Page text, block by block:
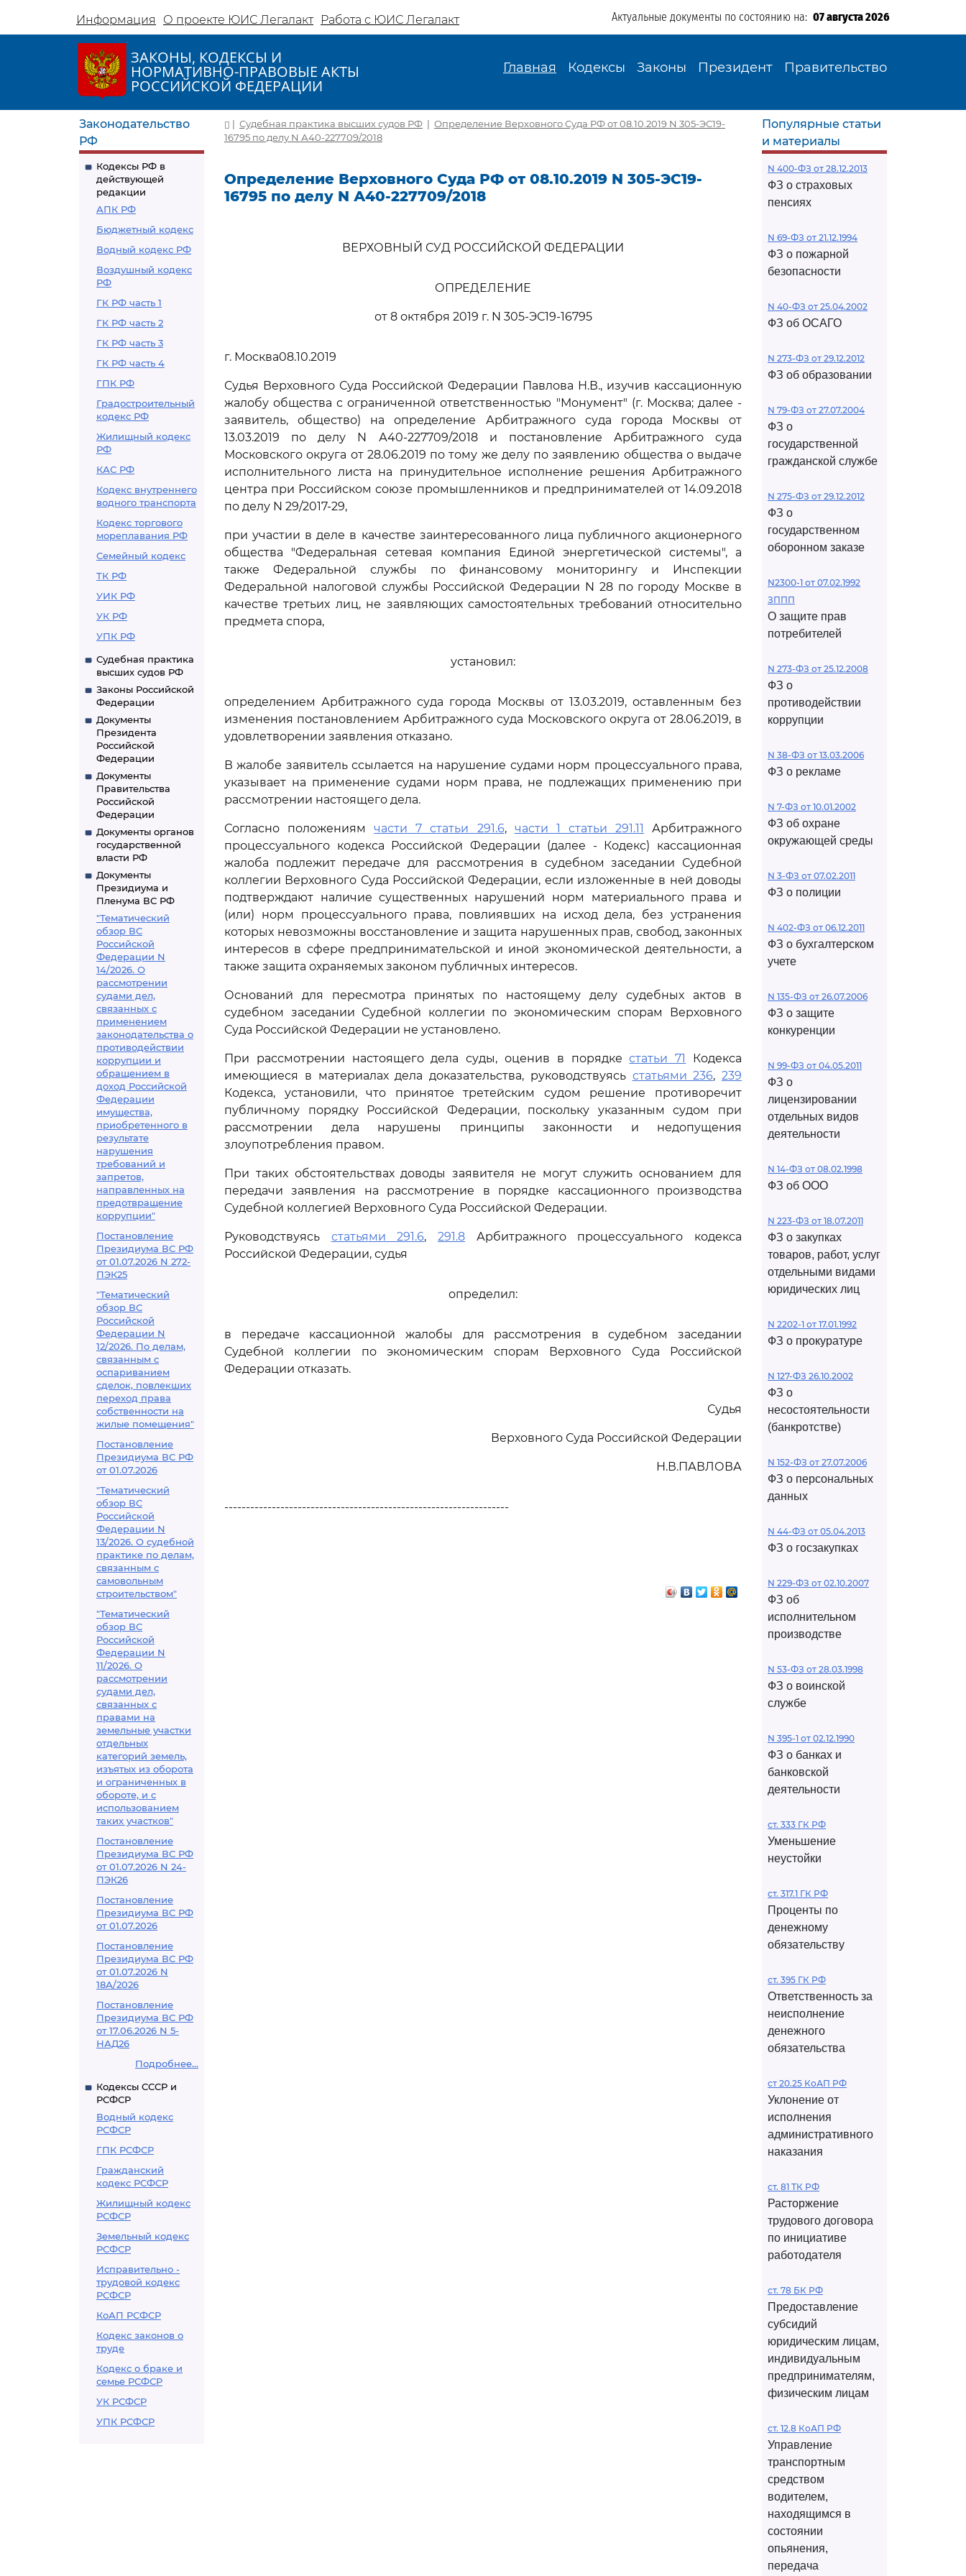
Информация О проекте ЮИС Легалакт Работа с ЮИС Легалакт Актуальные документы по состоянию на: 07 августа 2026
ЗАКОНЫ, КОДЕКСЫ И
НОРМАТИВНО-ПРАВОВЫЕ АКТЫ
РОССИЙСКОЙ ФЕДЕРАЦИИ
Главная Кодексы Законы Президент Правительство
Законодательство
РФ
Кодексы РФ в
действующей
редакции
АПК РФ
Бюджетный кодекс
Водный кодекс РФ
Воздушный кодекс
РФ
ГК РФ часть 1
ГК РФ часть 2
ГК РФ часть 3
ГК РФ часть 4
ГПК РФ
Градостроительный
кодекс РФ
Жилищный кодекс
РФ
КАС РФ
Кодекс внутреннего
водного транспорта
Кодекс торгового
мореплавания РФ
Семейный кодекс
ТК РФ
УИК РФ
УК РФ
УПК РФ
Судебная практика
высших судов РФ
Законы Российской
Федерации
Документы
Президента
Российской
Федерации
Документы
Правительства
Российской
Федерации
Документы органов
государственной
власти РФ
Документы
Президиума и
Пленума ВС РФ
"Тематический
обзор ВС
Российской
Федерации N
14/2026. О
рассмотрении
судами дел,
связанных с
применением
законодательства о
противодействии
коррупции и
обращением в
доход Российской
Федерации
имущества,
приобретенного в
результате
нарушения
требований и
запретов,
направленных на
предотвращение
коррупции"
Постановление
Президиума ВС РФ
от 01.07.2026 N 272-
ПЭК25
"Тематический
обзор ВС
Российской
Федерации N
12/2026. По делам,
связанным с
оспариванием
сделок, повлекших
переход права
собственности на
жилые помещения"
Постановление
Президиума ВС РФ
от 01.07.2026
"Тематический
обзор ВС
Российской
Федерации N
13/2026. О судебной
практике по делам,
связанным с
самовольным
строительством"
"Тематический
обзор ВС
Российской
Федерации N
11/2026. О
рассмотрении
судами дел,
связанных с
правами на
земельные участки
отдельных
категорий земель,
изъятых из оборота
и ограниченных в
обороте, и с
использованием
таких участков"
Постановление
Президиума ВС РФ
от 01.07.2026 N 24-
ПЭК26
Постановление
Президиума ВС РФ
от 01.07.2026
Постановление
Президиума ВС РФ
от 01.07.2026 N
18А/2026
Постановление
Президиума ВС РФ
от 17.06.2026 N 5-
НАД26
Подробнее...
Кодексы СССР и
РСФСР
Водный кодекс
РСФСР
ГПК РСФСР
Гражданский
кодекс РСФСР
Жилищный кодекс
РСФСР
Земельный кодекс
РСФСР
Исправительно -
трудовой кодекс
РСФСР
КоАП РСФСР
Кодекс законов о
труде
Кодекс о браке и
семье РСФСР
УК РСФСР
УПК РСФСР
| Судебная практика высших судов РФ | Определение Верховного Суда РФ от 08.10.2019 N 305-ЭС19-
16795 по делу N А40-227709/2018
Определение Верховного Суда РФ от 08.10.2019 N 305-ЭС19-
16795 по делу N А40-227709/2018
ВЕРХОВНЫЙ СУД РОССИЙСКОЙ ФЕДЕРАЦИИ
ОПРЕДЕЛЕНИЕ
от 8 октября 2019 г. N 305-ЭС19-16795
г. Москва08.10.2019
Судья Верховного Суда Российской Федерации Павлова Н.В., изучив кассационную
жалобу общества с ограниченной ответственностью "Монумент" (г. Москва; далее -
заявитель, общество) на определение Арбитражного суда города Москвы от
13.03.2019 по делу N А40-227709/2018 и постановление Арбитражного суда
Московского округа от 28.06.2019 по тому же делу по заявлению общества о выдаче
исполнительного листа на принудительное исполнение решения Арбитражного
центра при Российском союзе промышленников и предпринимателей от 14.09.2018
по делу N 29/2017-29,
при участии в деле в качестве заинтересованного лица публичного акционерного
общества "Федеральная сетевая компания Единой энергетической системы", а
также Федеральной службы по финансовому мониторингу и Инспекции
Федеральной налоговой службы Российской Федерации N 28 по городу Москве в
качестве третьих лиц, не заявляющих самостоятельных требований относительно
предмета спора,
установил:
определением Арбитражного суда города Москвы от 13.03.2019, оставленным без
изменения постановлением Арбитражного суда Московского округа от 28.06.2019, в
удовлетворении заявления отказано.
В жалобе заявитель ссылается на нарушение судами норм процессуального права,
указывает на применение судами норм права, не подлежащих применению при
рассмотрении настоящего дела.
Согласно положениямчасти 7 статьи 291.6, части 1 статьи 291.11
Арбитражного
процессуального кодекса Российской Федерации (далее - Кодекс) кассационная
жалоба подлежит передаче для рассмотрения в судебном заседании Судебной
коллегии Верховного Суда Российской Федерации, если изложенные в ней доводы
подтверждают наличие существенных нарушений норм материального права и
(или) норм процессуального права, повлиявших на исход дела, без устранения
которых невозможны восстановление и защита нарушенных прав, свобод, законных
интересов в сфере предпринимательской и иной экономической деятельности, а
также защита охраняемых законом публичных интересов.
Оснований для пересмотра принятых по настоящему делу судебных актов в
судебном заседании Судебной коллегии по экономическим спорам Верховного
Суда Российской Федерации не установлено.
При рассмотрении настоящего дела суды, оценив в порядкестатьи 71
Кодекса
имеющиеся в материалах дела доказательства, руководствуясь статьями 236, 239
Кодекса, установили, что принятое третейским судом решение противоречит
публичному порядку Российской Федерации, поскольку указанным судом при
рассмотрении дела нарушены принципы законности и недопущения
злоупотребления правом.
При таких обстоятельствах доводы заявителя не могут служить основанием для
передачи заявления на рассмотрение в порядке кассационного производства
Судебной коллегией Верховного Суда Российской Федерации.
Руководствуясь статьями 291.6,291.8 Арбитражного процессуального кодекса
Российской Федерации, судья
определил:
в передаче кассационной жалобы для рассмотрения в судебном заседании
Судебной коллегии по экономическим спорам Верховного Суда Российской
Федерации отказать.
Судья
Верховного Суда Российской Федерации
Н.В.ПАВЛОВА
------------------------------------------------------------------
Популярные статьи
и материалы
N 400-ФЗ от 28.12.2013
ФЗ о страховых
пенсиях
N 69-ФЗ от 21.12.1994
ФЗ о пожарной
безопасности
N 40-ФЗ от 25.04.2002
ФЗ об ОСАГО
N 273-ФЗ от 29.12.2012
ФЗ об образовании
N 79-ФЗ от 27.07.2004
ФЗ о
государственной
гражданской службе
N 275-ФЗ от 29.12.2012
ФЗ о
государственном
оборонном заказе
N2300-1 от 07.02.1992
ЗППП
О защите прав
потребителей
N 273-ФЗ от 25.12.2008
ФЗ о
противодействии
коррупции
N 38-ФЗ от 13.03.2006
ФЗ о рекламе
N 7-ФЗ от 10.01.2002
ФЗ об охране
окружающей среды
N 3-ФЗ от 07.02.2011
ФЗ о полиции
N 402-ФЗ от 06.12.2011
ФЗ о бухгалтерском
учете
N 135-ФЗ от 26.07.2006
ФЗ о защите
конкуренции
N 99-ФЗ от 04.05.2011
ФЗ о
лицензировании
отдельных видов
деятельности
N 14-ФЗ от 08.02.1998
ФЗ об ООО
N 223-ФЗ от 18.07.2011
ФЗ о закупках
товаров, работ, услуг
отдельными видами
юридических лиц
N 2202-1 от 17.01.1992
ФЗ о прокуратуре
N 127-ФЗ 26.10.2002
ФЗ о
несостоятельности
(банкротстве)
N 152-ФЗ от 27.07.2006
ФЗ о персональных
данных
N 44-ФЗ от 05.04.2013
ФЗ о госзакупках
N 229-ФЗ от 02.10.2007
ФЗ об
исполнительном
производстве
N 53-ФЗ от 28.03.1998
ФЗ о воинской
службе
N 395-1 от 02.12.1990
ФЗ о банках и
банковской
деятельности
ст. 333 ГК РФ
Уменьшение
неустойки
ст. 317.1 ГК РФ
Проценты по
денежному
обязательству
ст. 395 ГК РФ
Ответственность за
неисполнение
денежного
обязательства
ст 20.25 КоАП РФ
Уклонение от
исполнения
административного
наказания
ст. 81 ТК РФ
Расторжение
трудового договора
по инициативе
работодателя
ст. 78 БК РФ
Предоставление
субсидий
юридическим лицам,
индивидуальным
предпринимателям,
физическим лицам
ст. 12.8 КоАП РФ
Управление
транспортным
средством
водителем,
находящимся в
состоянии
опьянения,
передача